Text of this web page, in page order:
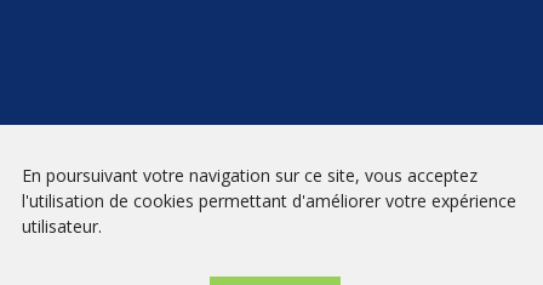
NEWSLETTER
En poursuivant votre navigation sur ce site, vous acceptez
l'utilisation de cookies permettant d'améliorer votre expérience
utilisateur.